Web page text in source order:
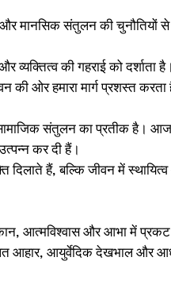
और मानसिक संतुलन की चुनौतियों
व्यक्तित्व की गहराई को
ओर हमारा मार्ग प्रशस्त करता
संतुलन का प्रतीक है।
कर दी हैं।
हैं, बल्कि जीवन में
आत्मविश्वास और आभा में प्रकट
आहार, आयुर्वेदिक देखभाल और